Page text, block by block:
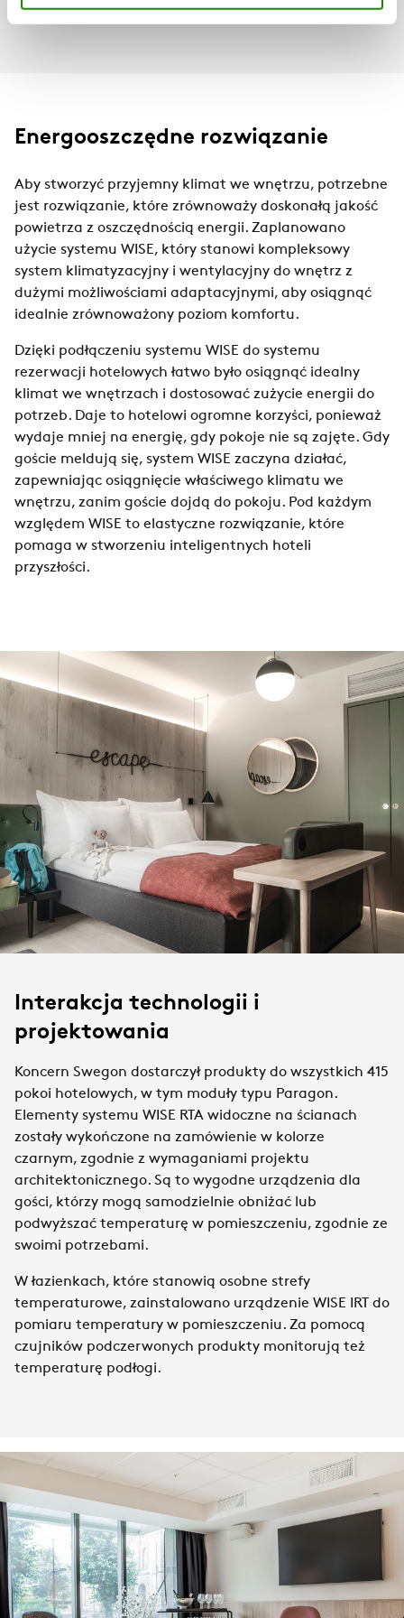
mają okna na całą ścianę z widokiem na góry i miasto.
Energooszczędne rozwiązanie
Aby stworzyć przyjemny klimat we wnętrzu, potrzebne
jest rozwiązanie, które zrównoważy doskonałą jakość
powietrza z oszczędnością energii. Zaplanowano
użycie systemu WISE, który stanowi kompleksowy
system klimatyzacyjny i wentylacyjny do wnętrz z
dużymi możliwościami adaptacyjnymi, aby osiągnąć
idealnie zrównoważony poziom komfortu.
Dzięki podłączeniu systemu WISE do systemu
rezerwacji hotelowych łatwo było osiągnąć idealny
klimat we wnętrzach i dostosować zużycie energii do
potrzeb. Daje to hotelowi ogromne korzyści, ponieważ
wydaje mniej na energię, gdy pokoje nie są zajęte. Gdy
goście meldują się, system WISE zaczyna działać,
zapewniając osiągnięcie właściwego klimatu we
wnętrzu, zanim goście dojdą do pokoju. Pod każdym
względem WISE to elastyczne rozwiązanie, które
pomaga w stworzeniu inteligentnych hoteli
przyszłości.
Interakcja technologii i
projektowania
Koncern Swegon dostarczył produkty do wszystkich 415
pokoi hotelowych, w tym moduły typu Paragon.
Elementy systemu WISE RTA widoczne na ścianach
zostały wykończone na zamówienie w kolorze
czarnym, zgodnie z wymaganiami projektu
architektonicznego. Są to wygodne urządzenia dla
gości, którzy mogą samodzielnie obniżać lub
podwyższać temperaturę w pomieszczeniu, zgodnie ze
swoimi potrzebami.
W łazienkach, które stanowią osobne strefy
temperaturowe, zainstalowano urządzenie WISE IRT do
pomiaru temperatury w pomieszczeniu. Za pomocą
czujników podczerwonych produkty monitorują też
temperaturę podłogi.